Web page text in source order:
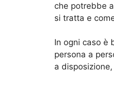
che potrebbe
si tratta e
In ogni caso è
persona a
a